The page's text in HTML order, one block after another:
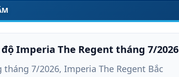
Imperia The Regent tháng 7/2026
tháng 7/2026, Imperia The Regent Bắc